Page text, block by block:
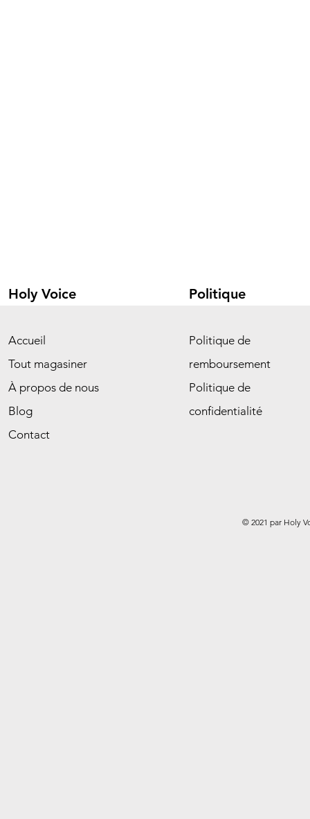
Holy Voice
Accueil
Tout magasiner
À propos de nous
Blog
Contact
Politique
Politique de
remboursement
Politique de
confidentialité
© 2021 par Holy